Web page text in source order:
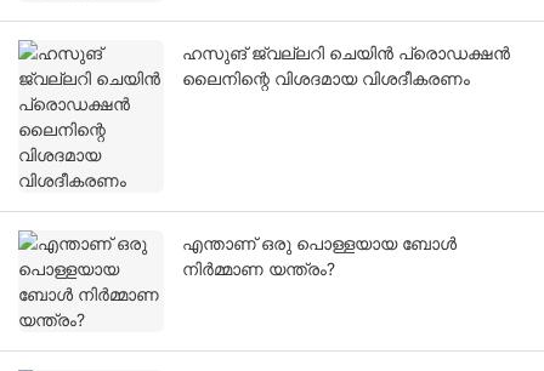
ഹസുങ് ജ്വല്ലറി ചെയിൻ പ്രൊഡക്ഷൻ
ലൈനിന്റെ വിശദമായ വിശദീകരണം
എന്താണ് ഒരു പൊള്ളയായ ബോൾ
നിർമ്മാണ യന്ത്രം?